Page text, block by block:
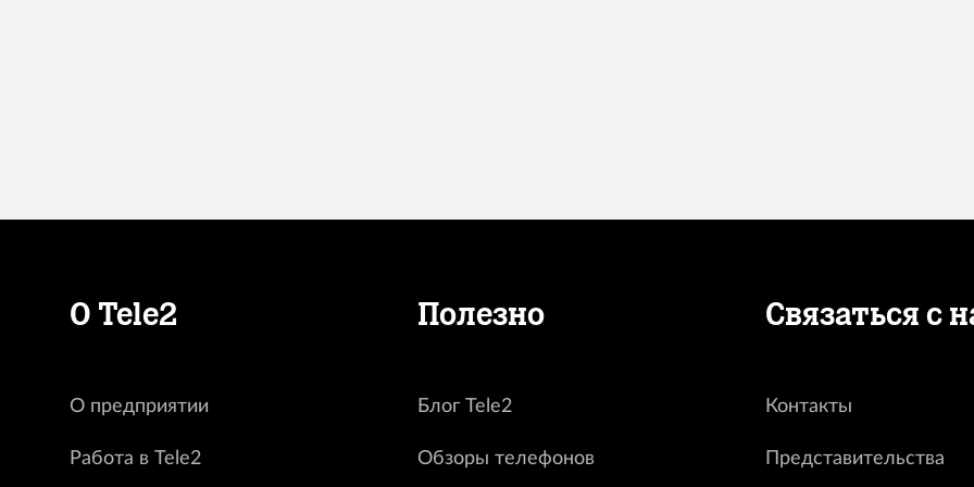
О Tele2
О предприятии
Работа в Tele2
Полезно
Блог Tele2
Обзоры телефонов
Связаться с
Контакты
Представительства